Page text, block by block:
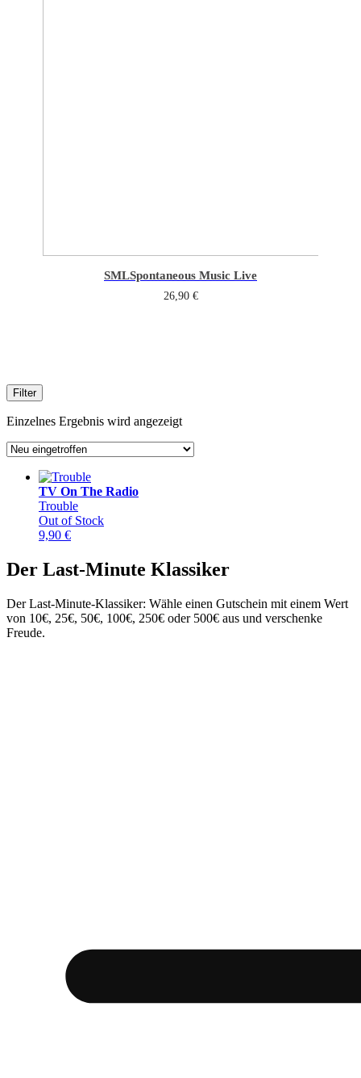
SMLSpontaneous Music Live
26,90 €
Filter
Einzelnes Ergebnis wird angezeigt
TV On The Radio
Trouble
Out of Stock
9,90 €
Der Last-Minute Klassiker
Der Last-Minute-Klassiker: Wähle einen Gutschein mit einem Wert
von 10€, 25€, 50€, 100€, 250€ oder 500€ aus und verschenke
Freude.